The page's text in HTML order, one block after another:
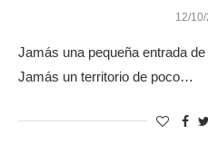
12/
Jamás una pequeña entrada
Jamás un territorio de poco…